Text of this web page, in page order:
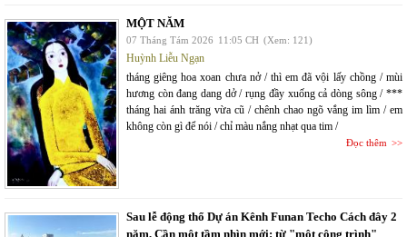
MỘT NĂM
07 Tháng Tám 2026 11:05 CH (Xem: 121)
Huỳnh Liễu Ngạn
tháng giêng hoa xoan chưa nở / thì em đã vội lấy chồng / mùi
hương còn đang dang dở / rụng đầy xuống cả dòng sông / ***
tháng hai ánh trăng vừa cũ / chênh chao ngõ vắng im lìm / em
không còn gì để nói / chỉ màu nắng nhạt qua tim /
Đọc thêm
Sau lễ động thổ Dự án Kênh Funan Techo Cách đây 2
năm, Cần một tầm nhìn mới: từ "một công trình"